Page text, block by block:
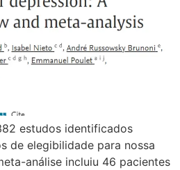
estudos identificados
de elegibilidade para nossa
análise incluiu 46 pacientes